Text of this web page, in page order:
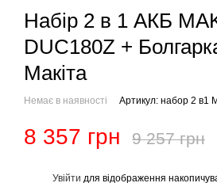
Набір 2 в 1 АКБ
DUC180Z +
Макіта
Немає в наявності Артикул: набор 2 в1
8 357 грн 9 257 грн
Увійти для відображення